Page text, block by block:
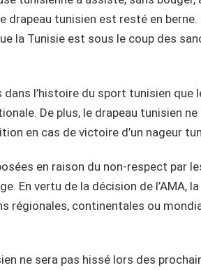
drapeau tunisien est resté en
la Tunisie est sous le coup des
dans l’histoire du sport tunisien
De plus, le drapeau tunisien ne
en cas de victoire d’un nageur
en raison du non-respect par
En vertu de la décision de l’AMA,
régionales, continentales ou
ne sera pas hissé lors des